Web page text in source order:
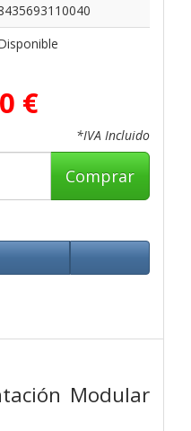
€
*IVA Incluido
Comprar
Modular